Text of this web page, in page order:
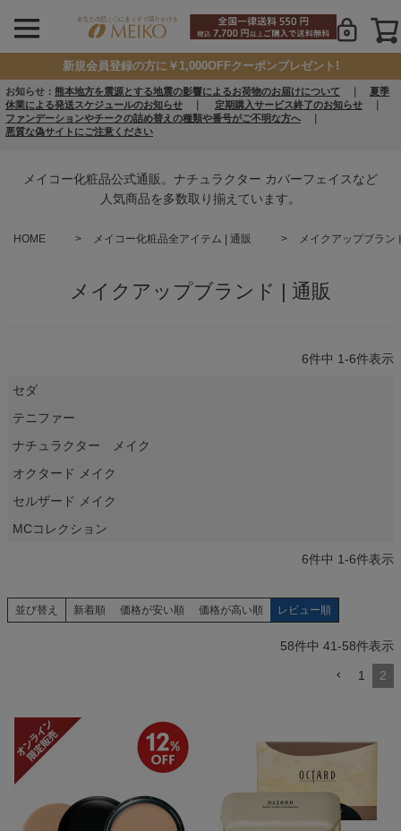
新規会員登録の方に￥1,000OFFクーポンプレゼント!
お知らせ： 熊本地方を震源とする地震の影響によるお荷物のお届けについて
夏季
休業による発送スケジュールのお知らせ
定期購入サービス終了のお知らせ
ファンデーションやチークの詰め替えの種類や番号がご不明な方へ
悪質な偽サイトにご注意ください
メイコー化粧品公式通販。ナチュラクター カバーフェイスなど
人気商品を多数取り揃えています。
HOME メイコー化粧品全アイテム | 通販 メイクアップブラン
メイクアップブランド | 通販
6件中 1-6件表示
セダ
テニファー
ナチュラクター メイク
オクタード メイク
セルザード メイク
MCコレクション
6件中 1-6件表示
並び替え 新着順 価格が安い順 価格が高い順 レビュー順
58件中 41-58件表示
1 2